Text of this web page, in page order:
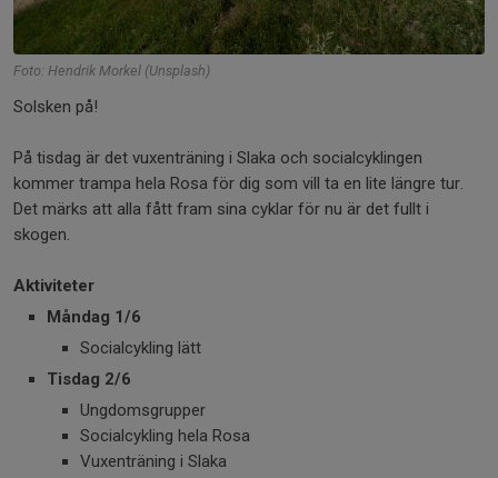
Foto: Hendrik Morkel (Unsplash)
Solsken på!
På tisdag är det vuxenträning i Slaka och socialcyklingen
kommer trampa hela Rosa för dig som vill ta en lite längre tur.
Det märks att alla fått fram sina cyklar för nu är det fullt i
skogen.
Aktiviteter
Måndag 1/6
Socialcykling lätt
Tisdag 2/6
Ungdomsgrupper
Socialcykling hela Rosa
Vuxenträning i Slaka